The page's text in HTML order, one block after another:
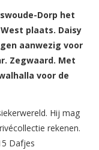
Dorp het
plaats. Daisy
aanwezig voor
Zegwaard. Met
voor de
Hij mag
rekenen.
Dafjes